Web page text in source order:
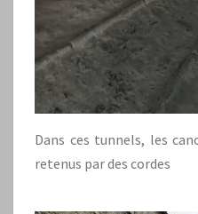
Dans ces tunnels, les
retenus par des cordes